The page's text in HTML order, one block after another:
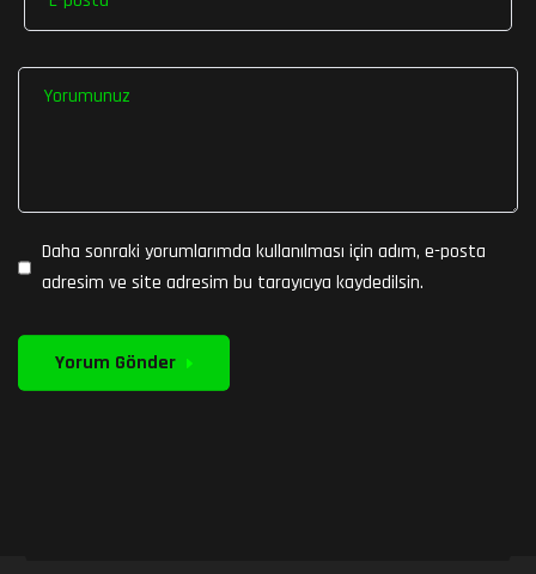
Daha sonraki yorumlarımda kullanılması için adım, e-posta
adresim ve site adresim bu tarayıcıya kaydedilsin.
Yorum Gönder